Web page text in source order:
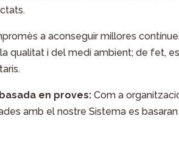
a aconseguir millores
qualitat i del medi ambient; de fet,
en proves:Com a
amb el nostre Sistema es basaran